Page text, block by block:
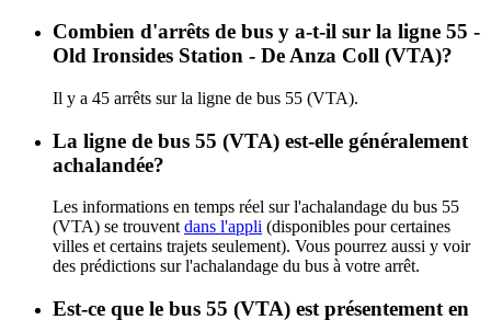
Combien d'arrêts de bus y a-t-il sur la ligne 55 -
Old Ironsides Station - De Anza Coll (VTA)?
Il y a 45 arrêts sur la ligne de bus 55 (VTA).
La ligne de bus 55 (VTA) est-elle généralement
achalandée?
Les informations en temps réel sur l'achalandage du bus 55
(VTA) se trouvent dans l'appli (disponibles pour certaines
villes et certains trajets seulement). Vous pourrez aussi y voir
des prédictions sur l'achalandage du bus à votre arrêt.
Est-ce que le bus 55 (VTA) est présentement en